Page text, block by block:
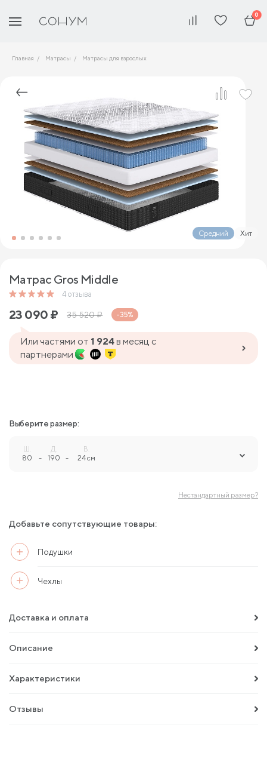
0
Главная Матрасы Матрасы для взрослых
Средний Хит
Матрас Gros Middle
4 отзыва
23 090 ₽ 35 520₽ -35%
Или частями от 1 924в месяц с
партнерами
Выберите размер:
Ш.
80 -
Д.
190 -
В.
24 см
Нестандартный размер?
Добавьте сопутствующие товары:
Подушки
Чехлы
Доставка и оплата
Описание
Характеристики
Отзывы